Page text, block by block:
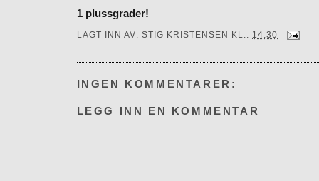
1 plussgrader!
LAGT INN AV: STIG KRISTENSEN KL.: 14:30
INGEN KOMMENTARER:
LEGG INN EN KOMMENTAR